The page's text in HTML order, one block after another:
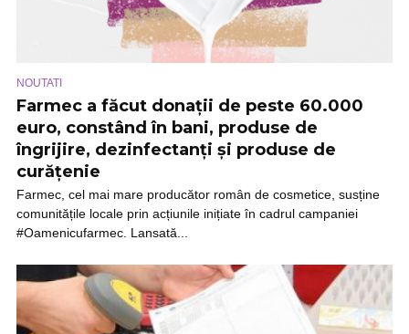
NOUTATI
Farmec a făcut donații de peste 60.000
euro, constând în bani, produse de
îngrijire, dezinfectanți și produse de
curățenie
Farmec, cel mai mare producător român de cosmetice, susține
comunitățile locale prin acțiunile inițiate în cadrul campaniei
#Oamenicufarmec. Lansată...